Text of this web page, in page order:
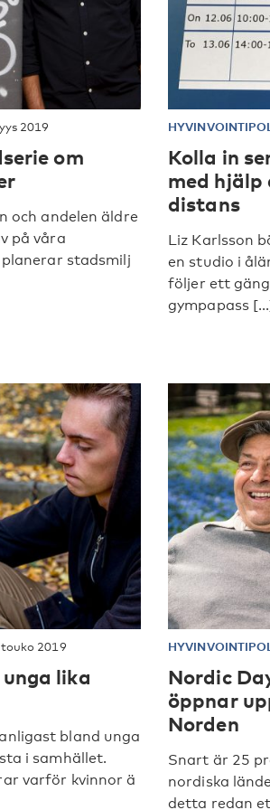
2019
om
och andelen äldre
på våra
stadsmilj
Kolla in
med hjälp
distans
Liz Karlsson
en studio i
följer ett
gympapass
2019
lika
bland unga
i samhället.
varför kvinnor ä
Nordic
öppnar
Norden
Snart är 25
nordiska
detta redan